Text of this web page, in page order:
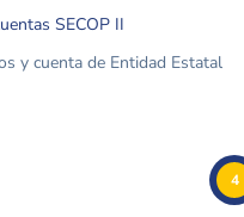
SECOP II
y cuenta de Entidad Estatal
4